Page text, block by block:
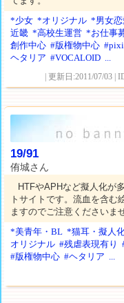
*少女 *オリジナル *男女恋
近畿 *高校生運営 *お仕事
創作中心 #版権物中心
ヘタリア #VOCALOID ...
| 更新日:2011/07/03 |
19/91
侑城さん
HTFやAPHなど擬人化が
トサイトです。流血を含む
ますのでご注意くださいませ
*美青年・BL *猫耳・擬人
オリジナル #残虐表現有り
#版権物中心 #ヘタリア ...